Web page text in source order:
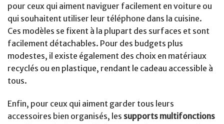
pour ceux qui aiment naviguer facilement en voiture ou
qui souhaitent utiliser leur téléphone dans la cuisine.
Ces modèles se fixent à la plupart des surfaces et sont
facilement détachables. Pour des budgets plus
modestes, il existe également des choix en matériaux
recyclés ou en plastique, rendant le cadeau accessible à
tous.
Enfin, pour ceux qui aiment garder tous leurs
accessoires bien organisés, les supports multifonctions